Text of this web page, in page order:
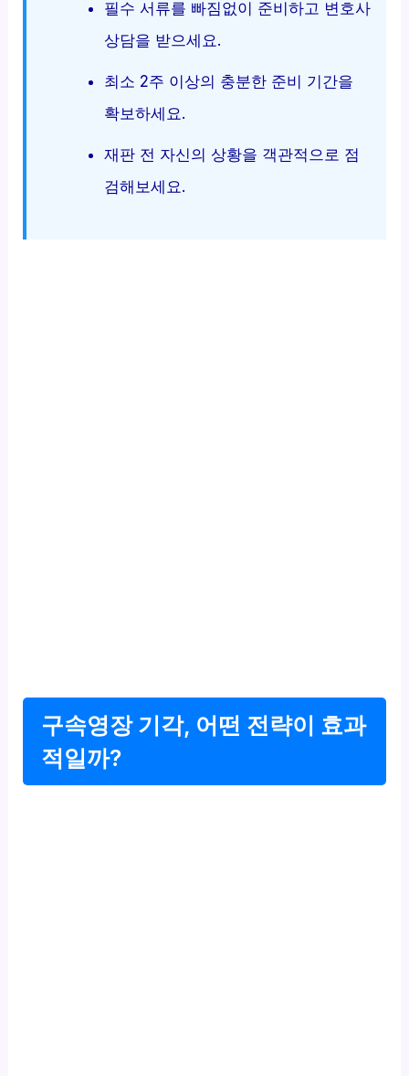
필수 서류를 빠짐없이 준비하고 변호사
상담을 받으세요.
최소 2주 이상의 충분한 준비 기간을
확보하세요.
재판 전 자신의 상황을 객관적으로 점
검해보세요.
구속영장 기각, 어떤 전략이 효과
적일까?